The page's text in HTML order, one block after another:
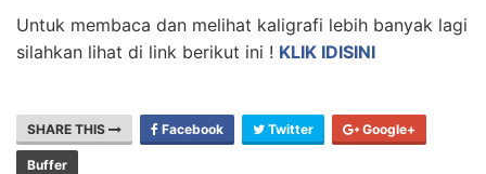
Untuk membaca dan melihat kaligrafi lebih banyak lagi
silahkan lihat di link berikut ini ! KLIK IDISINI
SHARE THIS Facebook Twitter Google+
Buffer